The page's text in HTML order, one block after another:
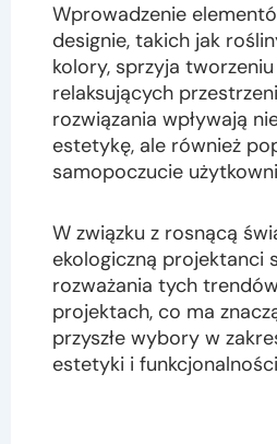
Wprowadzenie
designie, takich jak
kolory, sprzyja
relaksujących
rozwiązania wpływają
estetykę, ale również
samopoczucie
W związku z rosnącą
ekologiczną projektanci
rozważania tych
projektach, co ma
przyszłe wybory w
estetyki i